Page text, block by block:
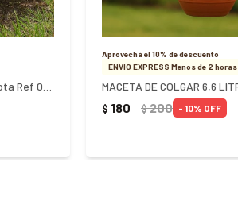
Aprovechá el 10% de descuento
ENVÍO EXPRESS Menos de 2 horas
$ 180 $200 10